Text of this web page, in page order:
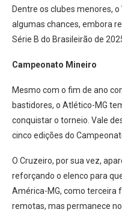
Dentre os clubes menores,
algumas chances, embora
Série B do Brasileirão de
Campeonato Mineiro
Mesmo com o fim de ano
bastidores, o Atlético-MG
conquistar o torneio. Vale
cinco edições do
O Cruzeiro, por sua vez,
reforçando o elenco para
América-MG, como terceira
remotas, mas permanece